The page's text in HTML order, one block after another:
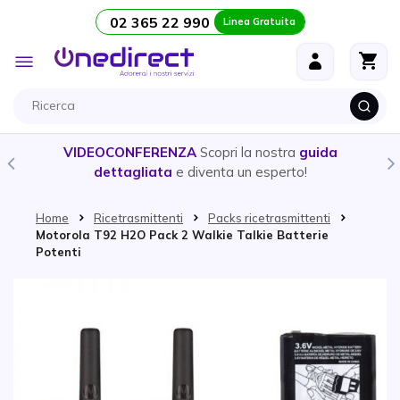
Salta al contenuto 02 365 22 990 Linea Gratuita
Toggle
Nav
VIDEOCONFERENZA Scopri la nostra guida
dettagliata e diventa un esperto!
Home Ricetrasmittenti
Packs ricetrasmittenti
Motorola T92 H2O Pack 2 Walkie Talkie Batterie
Potenti